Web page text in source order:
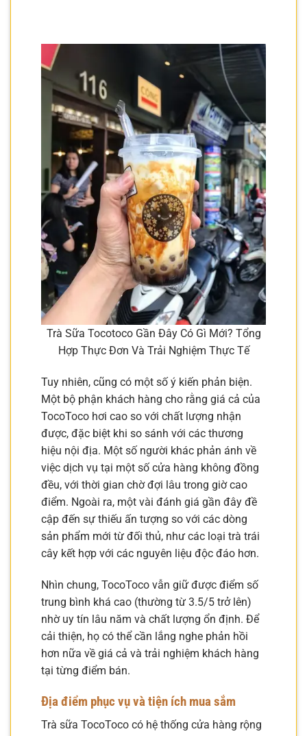
Trà Sữa Tocotoco Gần Đây Có Gì Mới? Tổng
Hợp Thực Đơn Và Trải Nghiệm Thực Tế
Tuy nhiên, cũng có một số ý kiến phản biện.
Một bộ phận khách hàng cho rằng giá cả của
TocoToco hơi cao so với chất lượng nhận
được, đặc biệt khi so sánh với các thương
hiệu nội địa. Một số người khác phản ánh về
việc dịch vụ tại một số cửa hàng không đồng
đều, với thời gian chờ đợi lâu trong giờ cao
điểm. Ngoài ra, một vài đánh giá gần đây đề
cập đến sự thiếu ấn tượng so với các dòng
sản phẩm mới từ đối thủ, như các loại trà trái
cây kết hợp với các nguyên liệu độc đáo hơn.
Nhìn chung, TocoToco vẫn giữ được điểm số
trung bình khá cao (thường từ 3.5/5 trở lên)
nhờ uy tín lâu năm và chất lượng ổn định. Để
cải thiện, họ có thể cần lắng nghe phản hồi
hơn nữa về giá cả và trải nghiệm khách hàng
tại từng điểm bán.
Địa điểm phục vụ và tiện ích mua sắm
Trà sữa TocoToco có hệ thống cửa hàng rộng